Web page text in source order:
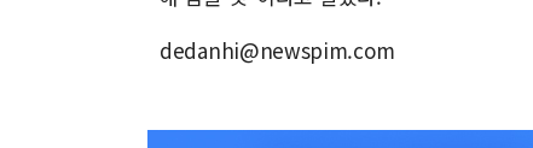
dedanhi@newspim.com